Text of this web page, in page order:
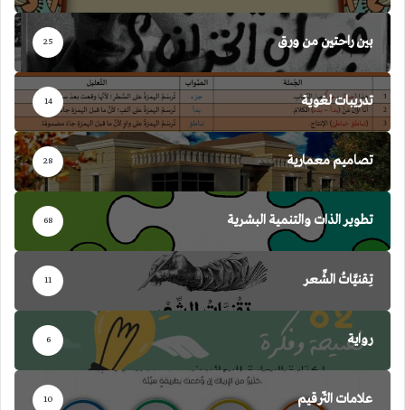
بين راحتين من ورق 25
تدريبات لغوية 14
تصاميم معمارية 28
تطوير الذات والتنمية البشرية 68
تِقنيَّاتُ الشِّعر 11
رواية 6
علامات التّرقيم 10